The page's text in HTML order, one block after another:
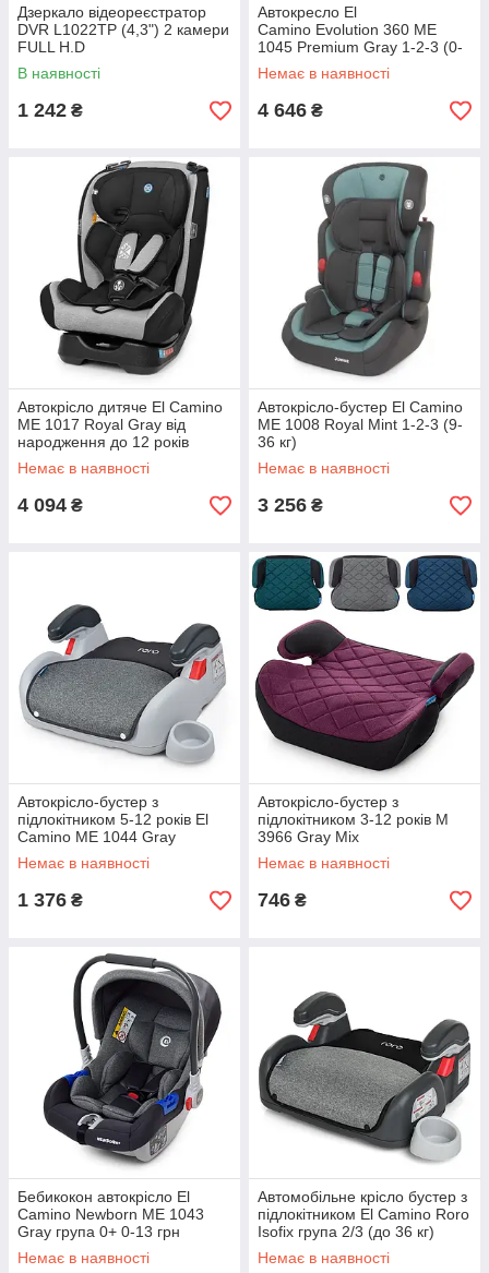
Дзеркало відеореєстратор
DVR L1022TP (4,3") 2 камери
FULL H.D
В наявності
1 242 ₴
Автокресло El
Camino Evolution 360 ME
1045 Premium Gray 1-2-3 (0-
36кг)
Немає в наявності
4 646 ₴
Автокрісло дитяче El Camino
ME 1017 Royal Gray від
народження до 12 років
Немає в наявності
4 094 ₴
Автокрісло-бустер El Camino
ME 1008 Royal Mint 1-2-3 (9-
36 кг)
Немає в наявності
3 256 ₴
Автокрісло-бустер з
підлокітником 5-12 років El
Camino ME 1044 Gray
Немає в наявності
1 376 ₴
Автокрісло-бустер з
підлокітником 3-12 років M
3966 Gray Mix
Немає в наявності
746 ₴
Бебикокон автокрісло El
Camino Newborn ME 1043
Gray група 0+ 0-13 грн
Немає в наявності
Автомобільне крісло бустер з
підлокітником El Camino Roro
Isofix група 2/3 (до 36 кг)
1144
Немає в наявності